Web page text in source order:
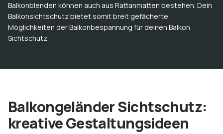
Balkonblenden können auch aus Rattanmatten bestehen. Dein
Balkonsichtschutz bietet somit breit gefächerte
Möglichkeiten der Balkonbespannung für deinen Balkon
Sichtschutz.
Balkongeländer Sichtschutz:
kreative Gestaltungsideen